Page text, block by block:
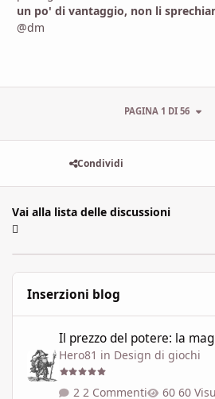
un po' di vantaggio, non li
@dm
PAGINA 1 DI 56
Condividi
Vai alla lista delle discussioni
Inserzioni blog
Il prezzo del potere: la
Hero81 in Design di giochi
2 Commenti 60